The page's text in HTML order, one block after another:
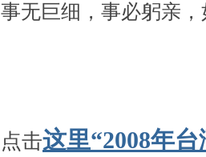
事无巨细，事必躬亲
点击这里“2008年